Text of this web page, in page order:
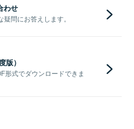
わせ
問にお答えします。
版）
形式でダウンロードできま